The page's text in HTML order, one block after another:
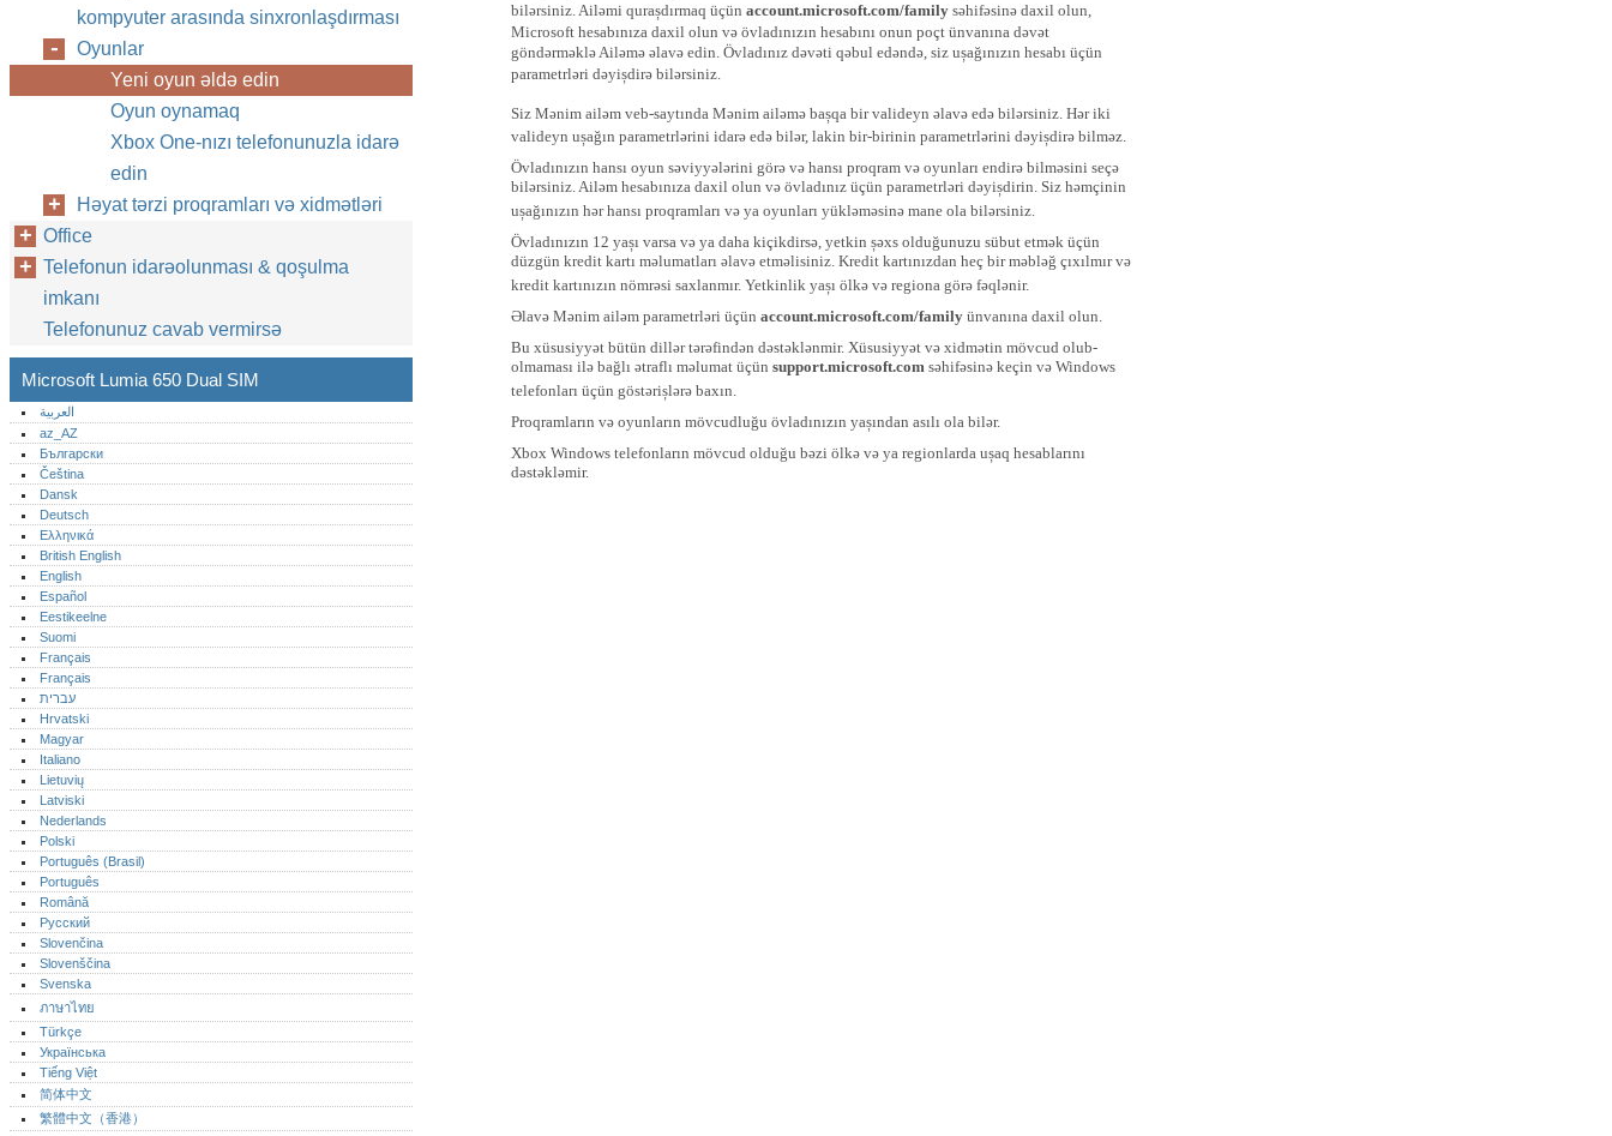
bilərsiniz. Ailəmi qurașdırmaq üçün account.microsoft.com/family səhifəsinə daxil olun,
Microsoft hesabınıza daxil olun və övladınızın hesabını onun poçt ünvanına dəvət
göndərməklə Ailəmə əlavə edin. Övladınız dəvəti qəbul edəndə, siz ușağınızın hesabı üçün
parametrləri dəyișdirə bilərsiniz.
Siz Mənim ailəm veb-saytında Mənim ailəmə bașqa bir valideyn əlavə edə bilərsiniz. Hər iki
valideyn ușağın parametrlərini idarə edə bilər, lakin bir-birinin parametrlərini dəyișdirə bilməz.
Övladınızın hansı oyun səviyyələrini görə və hansı proqram və oyunları endirə bilməsini seçə
bilərsiniz. Ailəm hesabınıza daxil olun və övladınız üçün parametrləri dəyișdirin. Siz həmçinin
ușağınızın hər hansı proqramları və ya oyunları yükləməsinə mane ola bilərsiniz.
Övladınızın 12 yașı varsa və ya daha kiçikdirsə, yetkin șəxs olduğunuzu sübut etmək üçün
düzgün kredit kartı məlumatları əlavə etməlisiniz. Kredit kartınızdan heç bir məbləğ çıxılmır və
kredit kartınızın nömrəsi saxlanmır. Yetkinlik yașı ölkə və regiona görə fəqlənir.
Əlavə Mənim ailəm parametrləri üçün account.microsoft.com/family ünvanına daxil olun.
Bu xüsusiyyət bütün dillər tərəfindən dəstəklənmir. Xüsusiyyət və xidmətin mövcud olub-
olmaması ilə bağlı ətraflı məlumat üçün support.microsoft.com səhifəsinə keçin və Windows
telefonları üçün göstərișlərə baxın.
Proqramların və oyunların mövcudluğu övladınızın yașından asılı ola bilər.
Xbox Windows telefonların mövcud olduğu bəzi ölkə və ya regionlarda ușaq hesablarını
dəstəkləmir.
kompyuter arasında sinxronlaşdırması
Oyunlar
Yeni oyun əldə edin
Oyun oynamaq
Xbox One-nızı telefonunuzla idarə
edin
Həyat tərzi proqramları və xidmətləri
Office
Telefonun idarəolunması & qoşulma
imkanı
Telefonunuz cavab vermirsə
Microsoft Lumia 650 Dual SIM
العربية
az_AZ
Български
Čeština
Dansk
Deutsch
Ελληνικά
British English
English
Español
Eestikeelne
Suomi
Français
Français
עברית
Hrvatski
Magyar
Italiano
Lietuvių
Latviski
Nederlands
Polski
Português (Brasil)
Português‎
Română
Русский
Slovenčina
Slovenščina
Svenska
ภาษาไทย
Türkçe
Українська
Tiếng Việt
简体中文
繁體中文（香港）